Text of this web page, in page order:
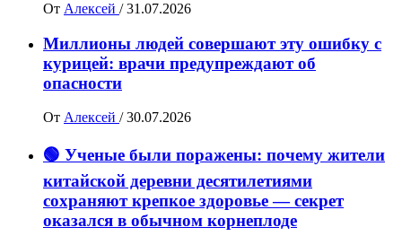
От Алексей / 31.07.2026
Миллионы людей совершают эту ошибку с
курицей: врачи предупреждают об
опасности
От Алексей / 30.07.2026
🟢 Ученые были поражены: почему жители
китайской деревни десятилетиями
сохраняют крепкое здоровье — секрет
оказался в обычном корнеплоде